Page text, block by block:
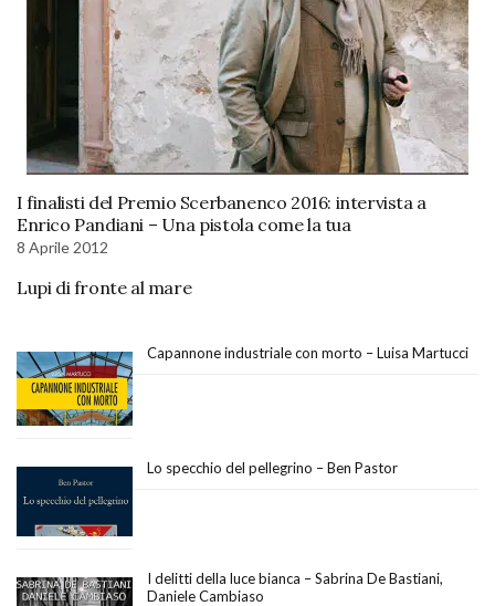
I finalisti del Premio Scerbanenco 2016: intervista a
Enrico Pandiani – Una pistola come la tua
8 Aprile 2012
Lupi di fronte al mare
Capannone industriale con morto – Luisa Martucci
Lo specchio del pellegrino – Ben Pastor
I delitti della luce bianca – Sabrina De Bastiani,
Daniele Cambiaso